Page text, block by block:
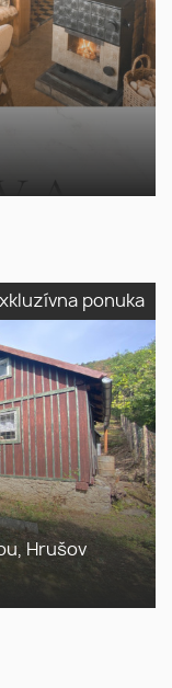
ponuka
Hrušov